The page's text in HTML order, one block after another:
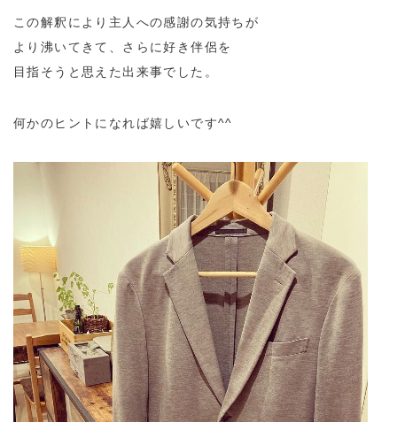
この解釈により主人への感謝の気持ちが
より沸いてきて、さらに好き伴侶を
目指そうと思えた出来事でした。
何かのヒントになれば嬉しいです^^